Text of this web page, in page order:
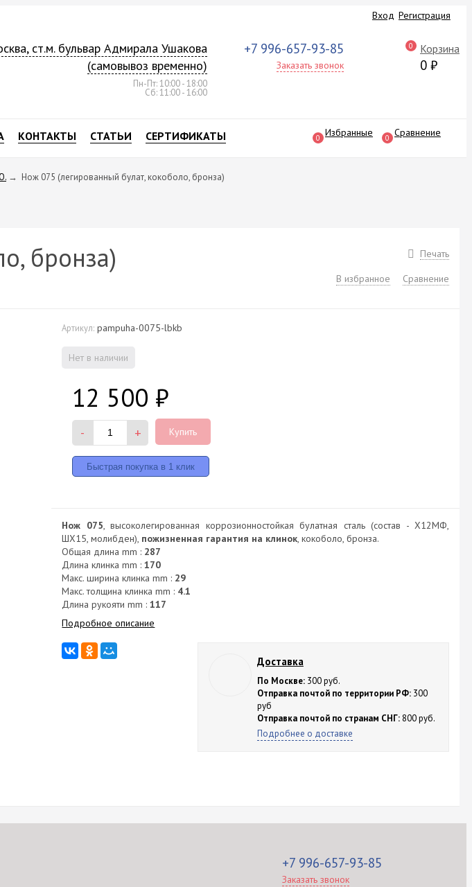
Вход Регистрация
ст.м. бульвар Адмирала Ушакова
(самовывоз временно)
Пн-Пт: 10:00 - 18:00
Сб: 11:00 - 16:00
+7 996-657-93-85
Заказать звонок
0 Корзина
0 ₽
КОНТАКТЫ СТАТЬИ СЕРТИФИКАТЫ 0 Избранные 0 Сравнение
→ Нож 075 (легированный булат, кокоболо, бронза)
Печать
бронза)
В избранное Сравнение
Артикул: pampuha-0075-lbkb
Нет в наличии
12 500 ₽
- + Купить
Нож 075 , высоколегированная коррозионностойкая булатная сталь (состав - Х12МФ,
ШХ15, молибден), пожизненная гарантия на клинок , кокоболо, бронза.
Общая длина mm : 287
Длина клинка mm :170
Макс. ширина клинка mm : 29
Макс. толщина клинка mm : 4.1
Длина рукояти mm :117
Подробное описание
Доставка
По Москве:300 руб.
Отправка почтой по территории РФ:300
руб
Отправка почтой по странам СНГ:800 руб.
Подробнее о доставке
+7 996-657-93-85
Заказать звонок